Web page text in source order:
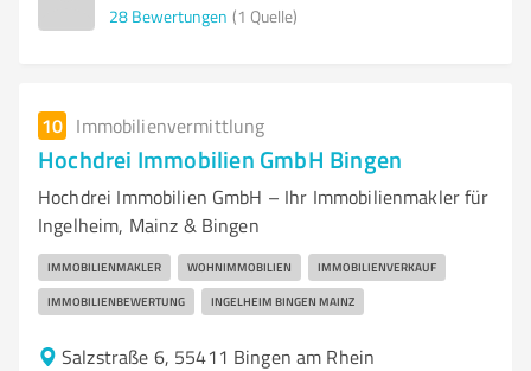
28 Bewertungen (1 Quelle)
10 Immobilienvermittlung
Hochdrei Immobilien GmbH Bingen
Hochdrei Immobilien GmbH – Ihr Immobilienmakler für
Ingelheim, Mainz & Bingen
IMMOBILIENMAKLER WOHNIMMOBILIEN IMMOBILIENVERKAUF
IMMOBILIENBEWERTUNG INGELHEIM BINGEN MAINZ
Salzstraße 6, 55411 Bingen am Rhein